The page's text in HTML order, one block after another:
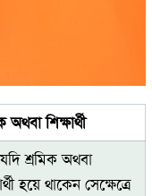
অথবা শিক্ষার্থী
শ্রমিক অথবা
হয়ে থাকেন সেক্ষেত্রে